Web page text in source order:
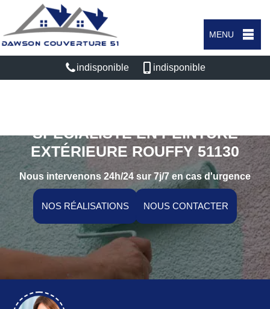
MENU
indisponible indisponible
SPÉCIALISTE EN PEINTURE
EXTÉRIEURE ROUFFY 51130
Nous intervenons 24h/24 sur 7j/7 en cas d'urgence
NOS RÉALISATIONS NOUS CONTACTER